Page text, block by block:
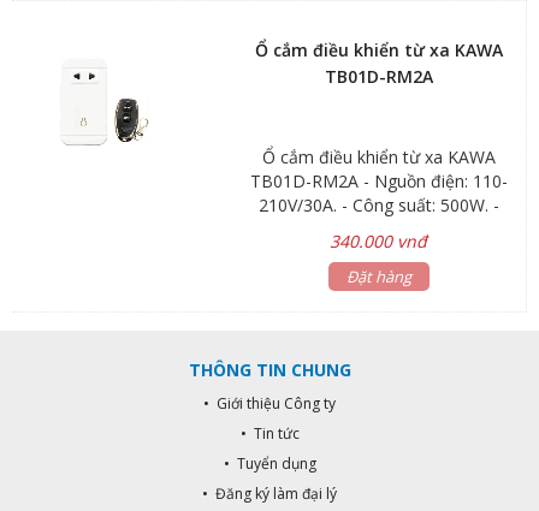
thị trạng thái qua App "Kawasan"
Ổ cắm điều khiển từ xa KAWA
TB01D-RM2A
Ổ cắm điều khiển từ xa KAWA
TB01D-RM2A - Nguồn điện: 110-
210V/30A. - Công suất: 500W. -
Sóng Radio: RF 433MHz. - Chức
năng: Học lệnh nhận Remote điều
khiển. - Khoàng cách điều khiển: 30-
340.000 vnđ
Đặt hàng
THÔNG TIN CHUNG
• Giới thiệu Công ty
• Tin tức
• Tuyển dụng
• Đăng ký làm đại lý